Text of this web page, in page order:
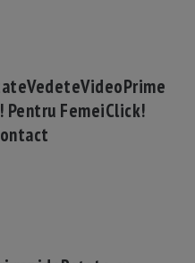
VedeteVideoPrime
Pentru FemeiClick!